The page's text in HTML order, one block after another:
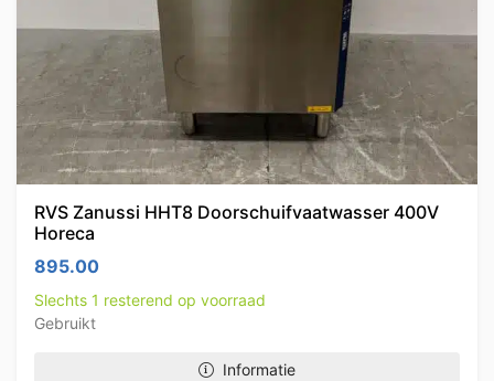
RVS Zanussi HHT8 Doorschuifvaatwasser 400V
Horeca
895.00
Slechts 1 resterend op voorraad
Gebruikt
Informatie